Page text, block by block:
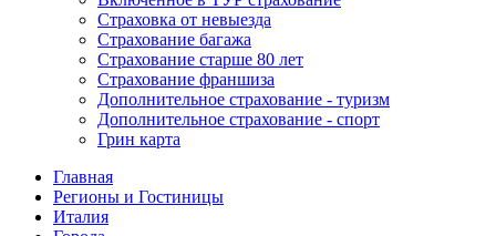
Страховка от невыезда
Страхование багажа
Страхование старше 80 лет
Страхование франшиза
Дополнительное страхование - туризм
Дополнительное страхование - спорт
Грин карта
Главная
Регионы и Гостиницы
Италия